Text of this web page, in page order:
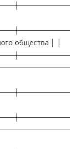
общества │ │